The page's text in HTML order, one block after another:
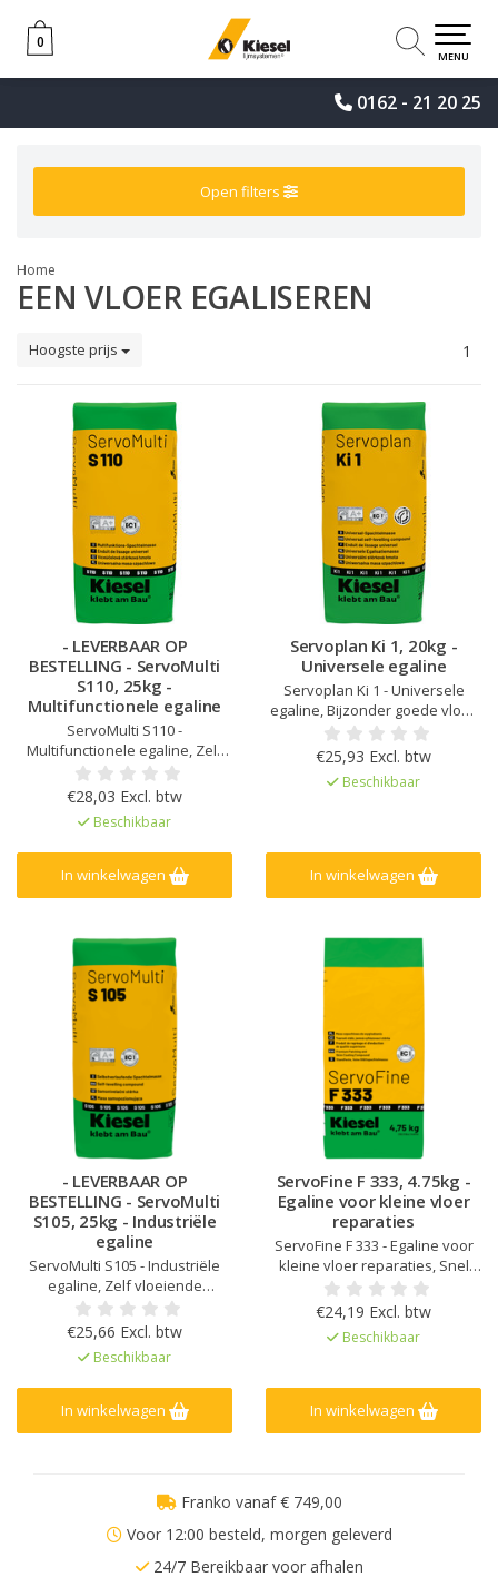
0162 - 21 20 25
0
0
MENU
Open filters
Home
EEN VLOER EGALISEREN
Hoogste prijs 1
- LEVERBAAR OP
BESTELLING - ServoMulti
S110, 25kg -
Multifunctionele egaline
ServoMulti S110 -
Multifunctionele egaline, Zelf
vloeiende eigenschappen, 1 -
10 mm laagdikte (met
toevoeging van kwartszand
20mm) Voor gebruik binnen
€28,03 Excl. btw
Beschikbaar
In winkelwagen
Servoplan Ki 1, 20kg -
Universele egaline
Servoplan Ki 1 - Universele
egaline, Bijzonder goede vloei-
eigenschappen en
spanningsarm, Verpompbaar,
Voor laagdiktes van 1 - 20 mm,
Hoog rendement, Zeer gladde
voor parket
€25,93 Excl. btw
Beschikbaar
In winkelwagen
- LEVERBAAR OP
BESTELLING - ServoMulti
S105, 25kg - Industriële
egaline
ServoMulti S105 - Industriële
egaline, Zelf vloeiende
eigenschappen, 1-5 mm
laagdikte, Voor binnen gebruik,
Verpompbaar
€25,66 Excl. btw
Beschikbaar
In winkelwagen
ServoFine F 333, 4.75kg -
Egaline voor kleine vloer
reparaties
ServoFine F 333 - Egaline voor
kleine vloer reparaties, Snel
hardend, Geen
voorbehandeling nodig, Zeer
glad oppervlak
€24,19 Excl. btw
Beschikbaar
In winkelwagen
Franko vanaf € 749,00
Voor 12:00 besteld, morgen geleverd
24/7 Bereikbaar voor afhalen